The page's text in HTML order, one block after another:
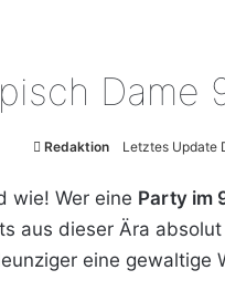
Dame
Redaktion Letztes Update
wie! Wer eine Party im
aus dieser Ära absolut
eine